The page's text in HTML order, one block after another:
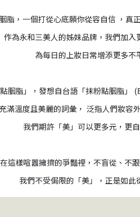
脂，一個打從心底願你從容自信 ，真
作為永和三美人的姊妹品牌，我們加入
為每日的上妝日常增添更多不
點胭脂」，發想自台語「抹粉點胭脂」
滿溫度且美麗的詞彙， 泛指人們妝容
我們期許「美」可以更多元，更
在這樣喧囂擁擠的爭豔裡，不盲從、不
我們不受侷限的「美」，正是如此